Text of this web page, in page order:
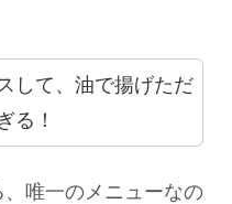
して、油で揚げただ
る！
唯一のメニューなの